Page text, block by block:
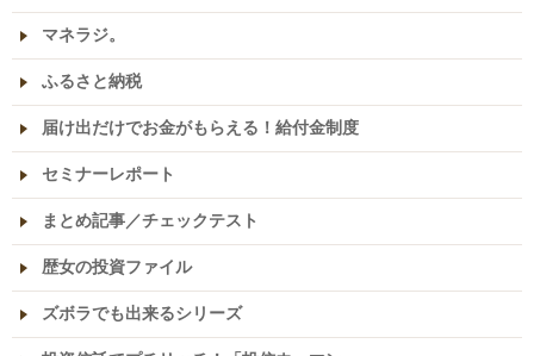
マネラジ。
ふるさと納税
届け出だけでお金がもらえる！給付金制度
セミナーレポート
まとめ記事／チェックテスト
歴女の投資ファイル
ズボラでも出来るシリーズ